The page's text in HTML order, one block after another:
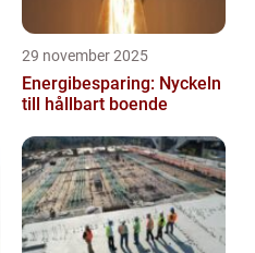
29 november 2025
Energibesparing: Nyckeln
till hållbart boende